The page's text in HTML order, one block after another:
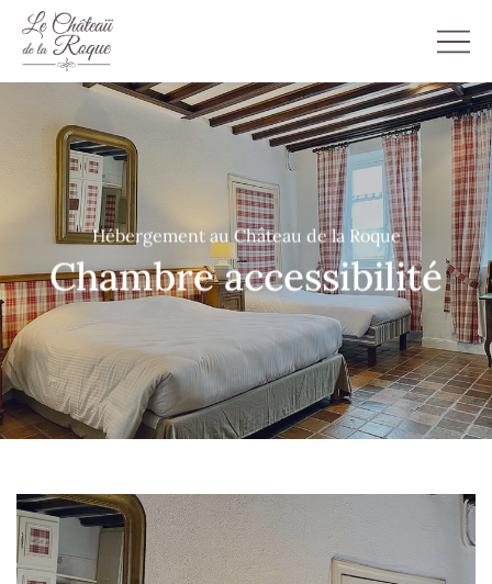
Hébergement au Château de la Roque
Chambre accessibilité